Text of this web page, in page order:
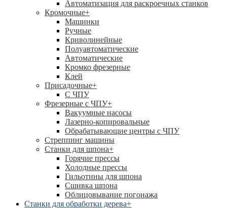
Автоматизация для раскроечных станков
Кромочные+
Машинки
Ручные
Криволинейные
Полуавтоматические
Автоматические
Кромко фрезерные
Клей
Присадочные+
С ЧПУ
Фрезерные с ЧПУ+
Вакуумные насосы
Лазерно-копировальные
Обрабатывающие центры с ЧПУ
Стреппинг машины
Станки для шпона+
Горячие прессы
Холодные прессы
Гильотины для шпона
Сшивка шпона
Облицовывание погонажа
Станки для обработки дерева+